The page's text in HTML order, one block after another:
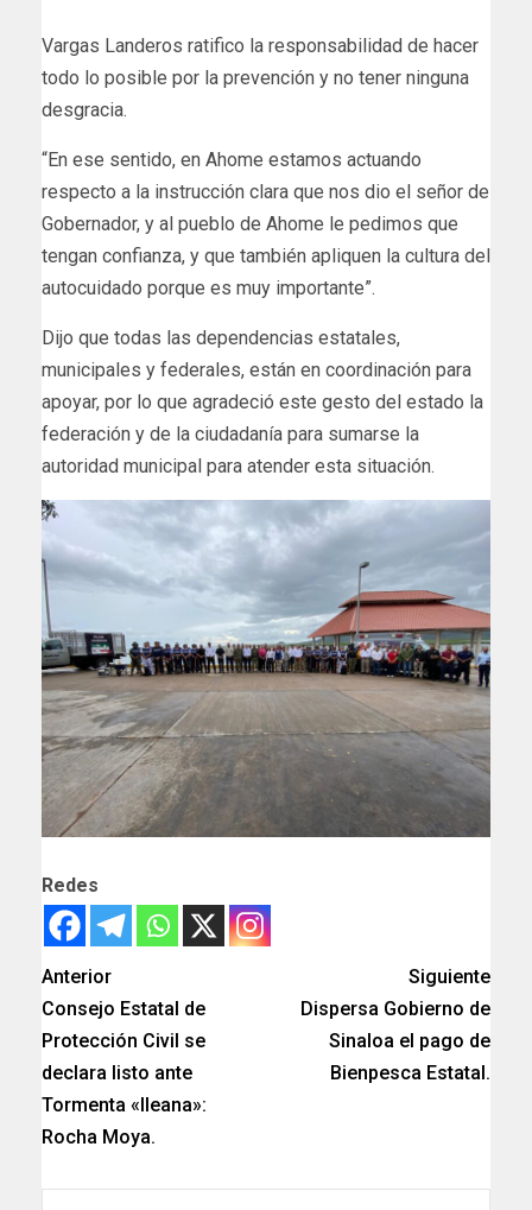
Vargas Landeros ratifico la responsabilidad de hacer
todo lo posible por la prevención y no tener ninguna
desgracia.
“En ese sentido, en Ahome estamos actuando
respecto a la instrucción clara que nos dio el señor de
Gobernador, y al pueblo de Ahome le pedimos que
tengan confianza, y que también apliquen la cultura del
autocuidado porque es muy importante”.
Dijo que todas las dependencias estatales,
municipales y federales, están en coordinación para
apoyar, por lo que agradeció este gesto del estado la
federación y de la ciudadanía para sumarse la
autoridad municipal para atender esta situación.
Redes
Anterior
Consejo Estatal de
Protección Civil se
declara listo ante
Tormenta «Ileana»:
Rocha Moya.
Siguiente
Dispersa Gobierno de
Sinaloa el pago de
Bienpesca Estatal.